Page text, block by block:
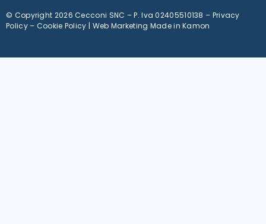
© Copyright 2026 Cecconi SNC – P. Iva 02405510138 – Privacy
Policy– Cookie Policy | Web Marketing Made inKamon